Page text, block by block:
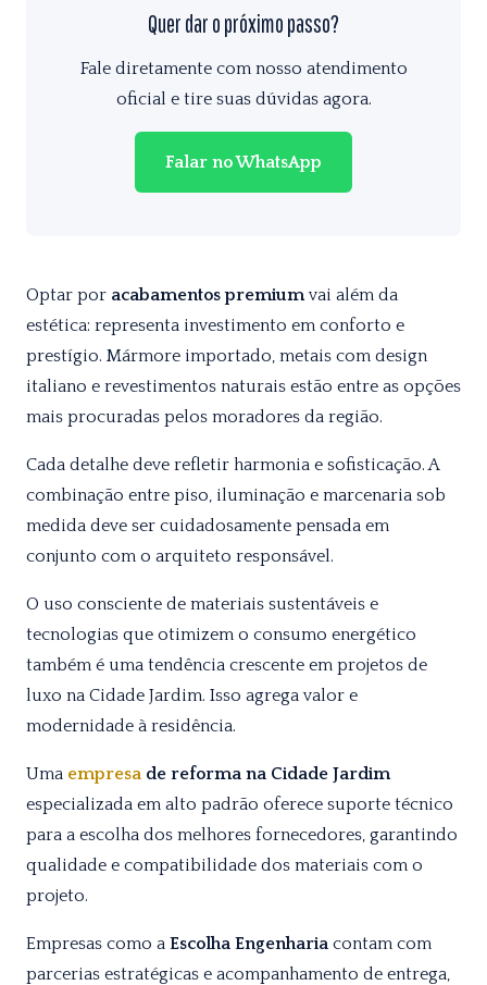
Quer dar o próximo passo?
Fale diretamente com nosso atendimento
oficial e tire suas dúvidas agora.
Falar no WhatsApp
Optar por acabamentos premiumvai além da
estética: representa investimento em conforto e
prestígio. Mármore importado, metais com design
italiano e revestimentos naturais estão entre as opções
mais procuradas pelos moradores da região.
Cada detalhe deve refletir harmonia e sofisticação. A
combinação entre piso, iluminação e marcenaria sob
medida deve ser cuidadosamente pensada em
conjunto com o arquiteto responsável.
O uso consciente de materiais sustentáveis e
tecnologias que otimizem o consumo energético
também é uma tendência crescente em projetos de
luxo na Cidade Jardim. Isso agrega valor e
modernidade à residência.
Uma empresa de reforma na Cidade Jardim
especializada em alto padrão oferece suporte técnico
para a escolha dos melhores fornecedores, garantindo
qualidade e compatibilidade dos materiais com o
projeto.
Empresas como a Escolha Engenharia contam com
parcerias estratégicas e acompanhamento de entrega,